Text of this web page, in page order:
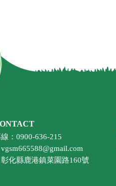
：0900-636-215
化縣鹿港鎮菜園路160號